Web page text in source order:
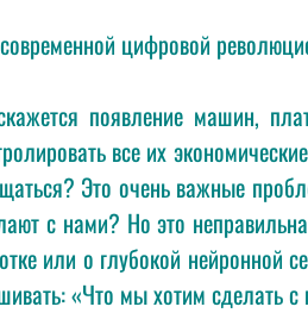
цифровой
появление машин,
все их
Это очень важные
с нами? Но это
или о глубокой нейронной
«Что мы хотим сделать